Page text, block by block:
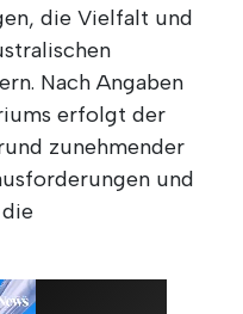
die Vielfalt und
Nach Angaben
erfolgt der
zunehmender
und